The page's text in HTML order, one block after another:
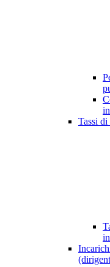
Tassi di